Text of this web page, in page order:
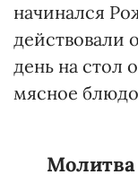
начинался
действовали
день на стол
мясное